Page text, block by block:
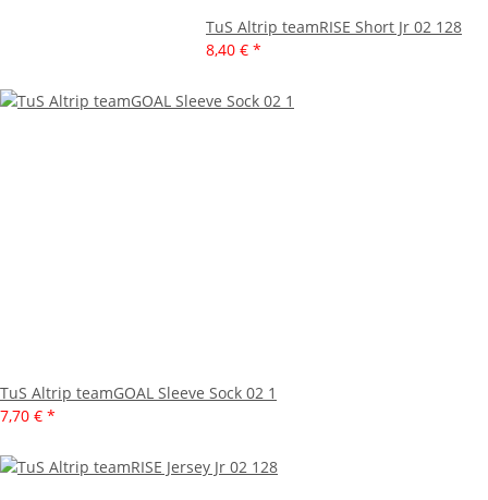
TuS Altrip teamRISE Short Jr 02 128
8,40 € *
TuS Altrip teamGOAL Sleeve Sock 02 1
7,70 € *